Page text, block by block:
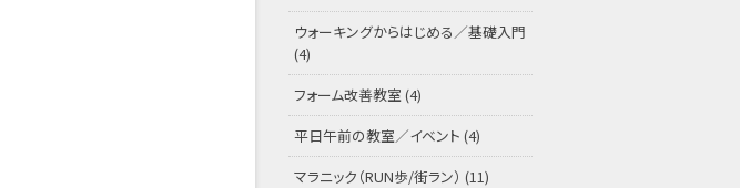
ウォーキングからはじめる／基礎入門
(4)
フォーム改善教室 (4)
平日午前の教室／イベント (4)
マラニック（RUN歩/街ラン） (11)